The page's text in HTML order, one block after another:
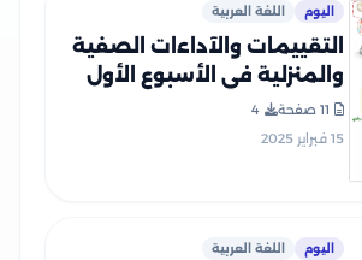
اليوم اللغة العربية
التقييمات والآداءات الصفية
والمنزلية في الأسبوع الأول
مادة العربي للصف الرابع
11 صفحة
4
15 فبراير 2025
اليوم اللغة العربية